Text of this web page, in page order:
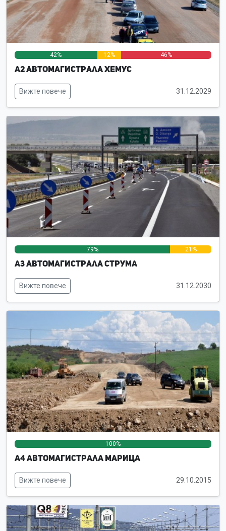
42% 12% 46%
А2 Автомагистрала Хемус
Вижте повече 31.12.2029
79% 21% 0%
А3 Автомагистрала Струма
Вижте повече 31.12.2030
100%
А4 Автомагистрала Марица
Вижте повече 29.10.2015